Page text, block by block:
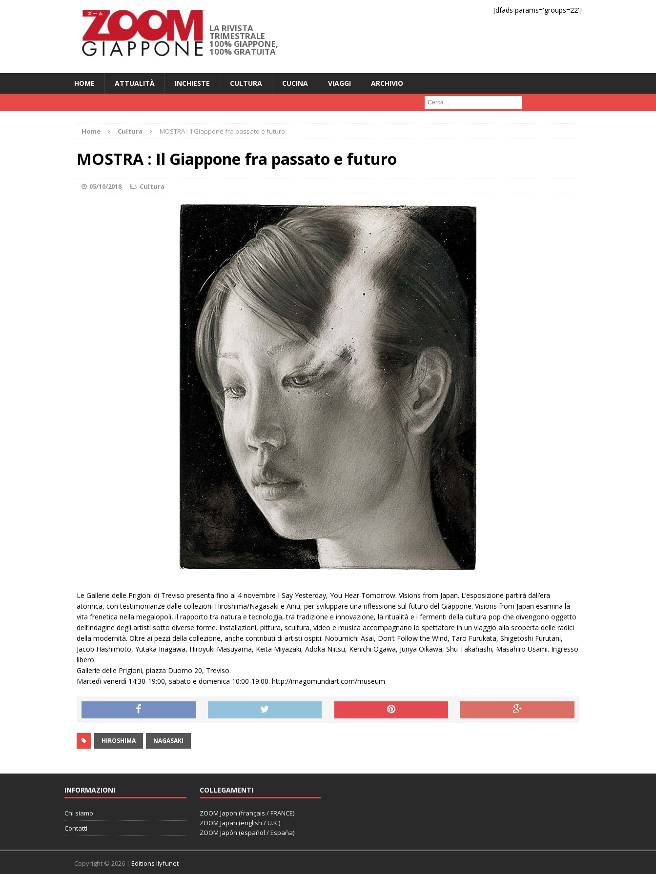
LA RIVISTA
TRIMESTRALE
100% GIAPPONE,
100% GRATUITA
[dfads params='groups=22']
HOME ATTUALITÀ INCHIESTE CULTURA CUCINA VIAGGI
ARCHIVIO
Cerca :
Home Cultura MOSTRA : Il Giappone fra passato e futuro
MOSTRA : Il Giappone fra passato e futuro
05/10/2018 Cultura
Le Gallerie delle Prigioni di Treviso presenta fino al 4 novembre I Say Yesterday, You Hear Tomorrow. Visions from Japan. L’esposizione partirà dall’era
atomica, con testimonianze dalle collezioni Hiroshima/Nagasaki e Ainu, per sviluppare una riflessione sul futuro del Giappone. Visions from Japan esamina la
vita frenetica nella megalopoli, il rapporto tra natura e tecnologia, tra tradizione e innovazione, la ritualità e i fermenti della cultura pop che divengono oggetto
dell’indagine degli artisti sotto diverse forme. Installazioni, pittura, scultura, video e musica accompagnano lo spettatore in un viaggio alla scoperta delle radici
della modernità. Oltre ai pezzi della collezione, anche contributi di artisti ospiti: Nobumichi Asai, Don’t Follow the Wind, Taro Furukata, Shigetoshi Furutani,
Jacob Hashimoto, Yutaka Inagawa, Hiroyuki Masuyama, Keita Miyazaki, Adoka Niitsu, Kenichi Ogawa, Junya Oikawa, Shu Takahashi, Masahiro Usami. Ingresso
libero.
Gallerie delle Prigioni, piazza Duomo 20, Treviso.
Martedì-venerdì 14:30-19:00, sabato e domenica 10:00-19:00. http://imagomundiart.com/museum
HIROSHIMA NAGASAKI
INFORMAZIONI
Chi siamo
Contatti
COLLEGAMENTI
ZOOM Japon (français / FRANCE)
ZOOM Japan (english / U.K.)
ZOOM Japón (español / España)
Copyright © 2026 | Editions Ilyfunet